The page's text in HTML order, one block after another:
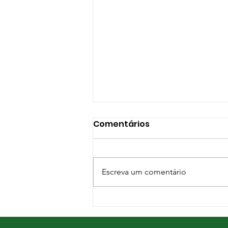
mais alimento e
Comentários
Escreva um comentário